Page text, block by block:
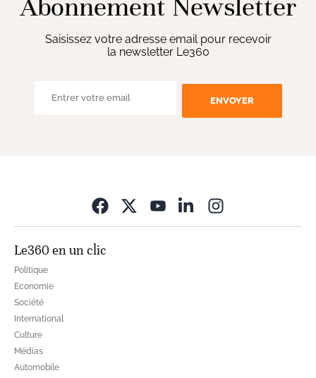
Abonnement Newsletter
Saisissez votre adresse email pour recevoir
la newsletter Le360
ENVOYER
Le360 en un clic
Politique
Economie
Société
International
Culture
Médias
Automobile